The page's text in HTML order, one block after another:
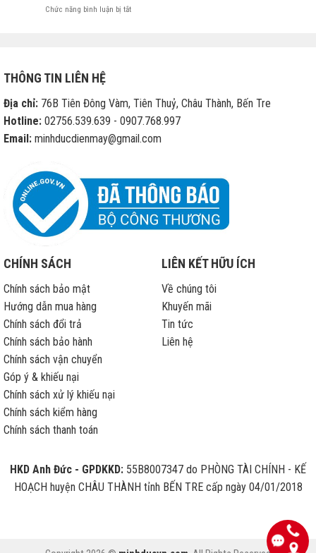
Chức năng bình luận bị tắtở
động
sửa
iPhone
hành
THÔNG TIN LIÊN HỆ
Địa chỉ: 76B Tiên Đông Vàm, Tiên Thuỷ, Châu Thành, Bến Tre
Hotline: 02756.539.639 - 0907.768.997
Email: minhducdienmay@gmail.com
CHÍNH SÁCH
Chính sách bảo mật
Hướng dẫn mua hàng
Chính sách đổi trả
Chính sách bảo hành
Chính sách vận chuyển
Góp ý & khiếu nại
Chính sách xử lý khiếu nại
Chính sách kiểm hàng
Chính sách thanh toán
LIÊN KẾT HỮU ÍCH
Về chúng tôi
Khuyến mãi
Tin tức
Liên hệ
HKD Anh Đức - GPDKKD: 55B8007347 do PHÒNG TÀI CHÍNH - KẾ
HOẠCH huyện CHÂU THÀNH tỉnh BẾN TRE cấp ngày 04/01/2018